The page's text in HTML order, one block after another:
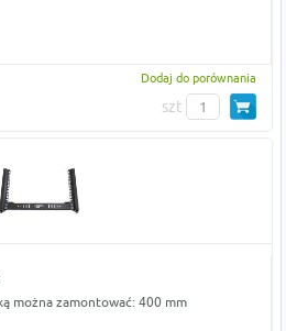
Dodaj do porównania
szt
można zamontować: 400 mm